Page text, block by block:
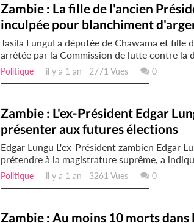
Zambie : La fille de l'ancien
inculpée pour blanchiment
Tasila LunguLa députée de Chawama et fille
arrêtée par la Commission de lutte contre la
Politique il y a 1 an 2771 Vues 0
Zambie : L'ex-Président Edgar
présenter aux futures élections
Edgar Lungu L'ex-Président zambien Edgar
prétendre à la magistrature suprême, a
Politique il y a 1 an 3261 Vues 0
Zambie : Au moins 10 morts